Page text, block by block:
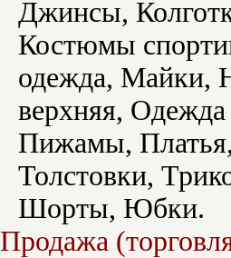
Джинсы,
Костюмы
одежда, Майки,
верхняя,
Пижамы,
Толстовки,
Шорты, Юбки.
Продажа